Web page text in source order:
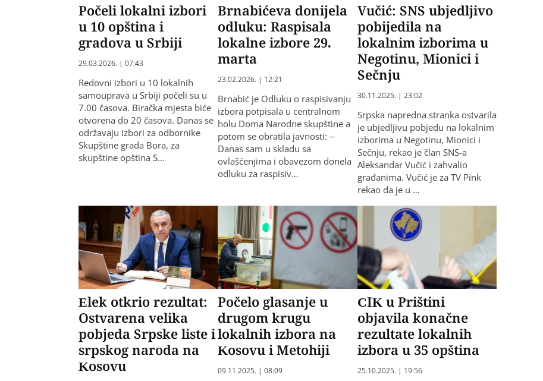
Počeli lokalni izbori
u 10 opština i
gradova u Srbiji
29.03.2026. | 07:43
Redovni izbori u 10 lokalnih
samouprava u Srbiji počeli su u
7.00 časova. Biračka mjesta biće
otvorena do 20 časova. Danas se
održavaju izbori za odbornike
Skupštine grada Bora, za
skupštine opština S…
Brnabićeva donijela
odluku: Raspisala
lokalne izbore 29.
marta
23.02.2026. | 12:21
Brnabić je Odluku o raspisivanju
izbora potpisala u centralnom
holu Doma Narodne skupštine a
potom se obratila javnosti: –
Danas sam u skladu sa
ovlašćenjima i obavezom donela
odluku za raspisiv…
Vučić: SNS ubjedljivo
pobijedila na
lokalnim izborima u
Negotinu, Mionici i
Sečnju
30.11.2025. | 23:02
Srpska napredna stranka ostvarila
je ubjedljivu pobjedu na lokalnim
izborima u Negotinu, Mionici i
Sečnju, rekao je član SNS-a
Aleksandar Vučić i zahvalio
građanima. Vučić je za TV Pink
rekao da je u …
Elek otkrio rezultat:
Ostvarena velika
pobjeda Srpske liste i
srpskog naroda na
Kosovu
Počelo glasanje u
drugom krugu
lokalnih izbora na
Kosovu i Metohiji
09.11.2025. | 08:09
CIK u Prištini
objavila konačne
rezultate lokalnih
izbora u 35 opština
25.10.2025. | 19:56